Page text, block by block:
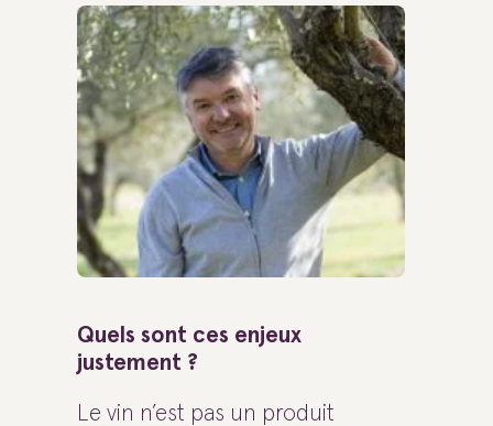
Quels sont ces enjeux
justement ?
Le vin n’est pas un produit